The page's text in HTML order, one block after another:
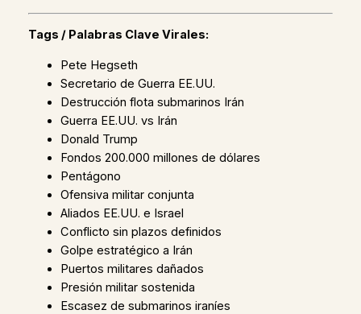
Tags / Palabras Clave Virales:
Pete Hegseth
Secretario de Guerra EE.UU.
Destrucción flota submarinos Irán
Guerra EE.UU. vs Irán
Donald Trump
Fondos 200.000 millones de dólares
Pentágono
Ofensiva militar conjunta
Aliados EE.UU. e Israel
Conflicto sin plazos definidos
Golpe estratégico a Irán
Puertos militares dañados
Presión militar sostenida
Escasez de submarinos iraníes